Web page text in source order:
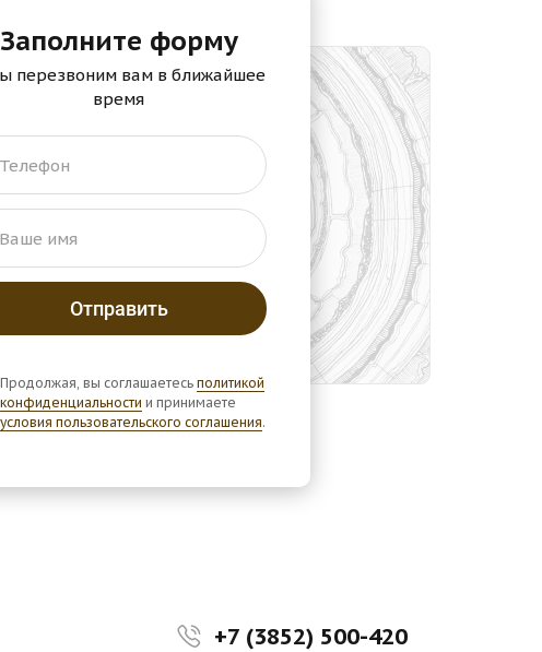
Заполните форму
перезвоним вам в ближайшее
время
Телефон
Ваше имя
Продолжая, вы соглашаетесь политикой
конфиденциальности и принимаете
условия пользовательского соглашения.
+7 (3852) 500-420